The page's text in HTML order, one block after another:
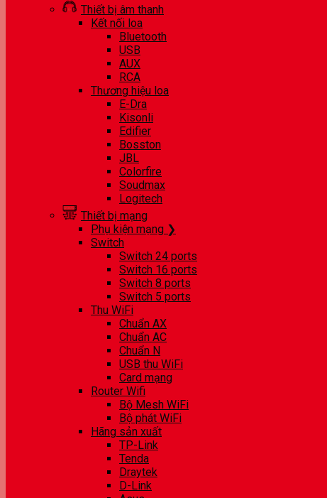
Thiết bị âm thanh
Kết nối loa
Bluetooth
USB
AUX
RCA
Thương hiệu loa
E-Dra
Kisonli
Edifier
Bosston
JBL
Colorfire
Soudmax
Logitech
Thiết bị mạng
Phụ kiện mạng ❯
Switch
Switch 24 ports
Switch 16 ports
Switch 8 ports
Switch 5 ports
Thu WiFi
Chuẩn AX
Chuẩn AC
Chuẩn N
USB thu WiFi
Card mạng
Router Wifi
Bộ Mesh WiFi
Bộ phát WiFi
Hãng sản xuất
TP-Link
Tenda
Draytek
D-Link